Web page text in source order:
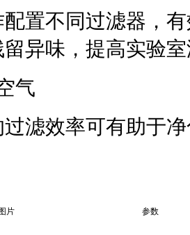
置不同过滤器，
异味，提高实验
气
滤效率可有助于
图片 参数